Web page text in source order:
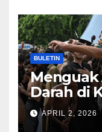
BULETIN
Menguak
Darah di
Lahirnya
Mitos
APRIL 2, 2026